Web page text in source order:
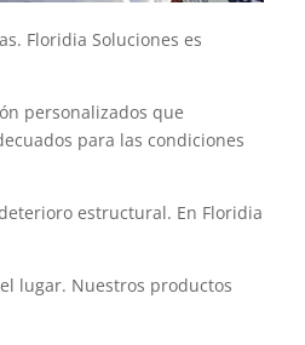
Floridia Soluciones es
personalizados que
para las condiciones
estructural. En Floridia
lugar. Nuestros productos